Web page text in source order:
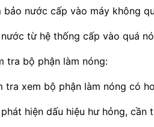
nước cấp vào máy không
từ hệ thống cấp vào quá
tra bộ phận làm nóng:
tra xem bộ phận làm nóng có
hiện dấu hiệu hư hỏng, cần